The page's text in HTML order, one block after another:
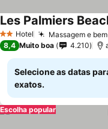
2 Estrelas
Hotel Massagem e
Ver preços
8,4 Muito boa 4.210
Selecione as datas
exatos.
Escolha popular